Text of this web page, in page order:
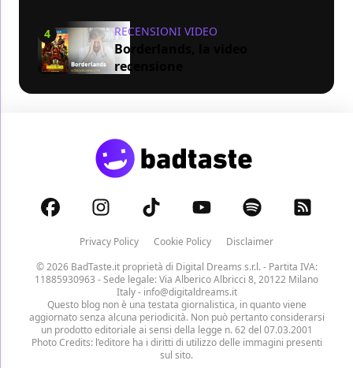
4 RECENSIONI VIDEO
Borderlands, la video
recensione
Privacy Policy Cookie Policy
Disclaimer
© 2026 BadTaste.it proprietà di Digital Dreams s.r.l.- Partita IVA:
11885930963 - Sede legale: Via Alberico Albricci 8, 20122 Milano
Italy - info@digitaldreams.it
Questo blog non è una testata giornalistica, in quanto viene
aggiornato senza alcuna periodicità. Non può pertanto considerarsi
un prodotto editoriale ai sensi della legge n. 62 del 07.03.2001
Photo Credits: l’editore ha i diritti di utilizzo delle immagini presenti
sul sito.